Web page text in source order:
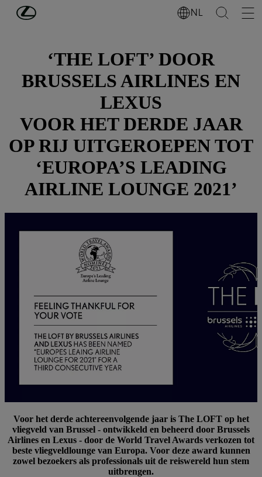
Ga naar de hoofdinhoud NL
‘THE LOFT’ DOOR
BRUSSELS AIRLINES EN
LEXUS
VOOR HET DERDE JAAR
OP RIJ UITGEROEPEN TOT
‘EUROPA’S LEADING
AIRLINE LOUNGE 2021’
Voor het derde achtereenvolgende jaar is The LOFT op het
vliegveld van Brussel - ontwikkeld en beheerd door Brussels
Airlines en Lexus - door de World Travel Awards verkozen tot
beste vliegveldlounge van Europa. Voor deze award kunnen
zowel bezoekers als professionals uit de reiswereld hun stem
uitbrengen.